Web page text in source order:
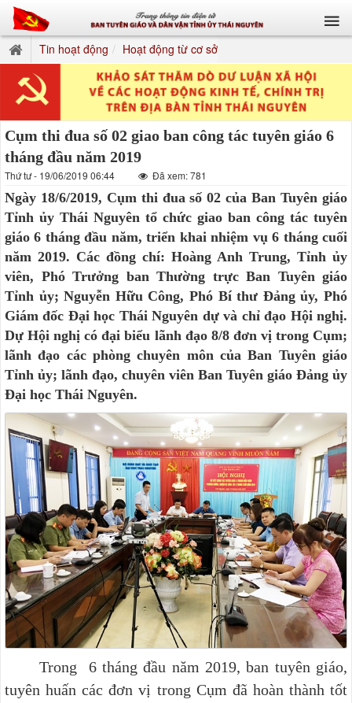
Tin hoạt động Hoạt động từ cơ sở
Cụm thi đua số 02 giao ban công tác tuyên giáo 6
tháng đầu năm 2019
Thứ tư - 19/06/2019 06:44 Đã xem: 781
Ngày 18/6/2019, Cụm thi đua số 02 của Ban Tuyên giáo
Tỉnh ủy Thái Nguyên tổ chức giao ban công tác tuyên
giáo 6 tháng đầu năm, triển khai nhiệm vụ 6 tháng cuối
năm 2019. Các đồng chí: Hoàng Anh Trung, Tỉnh ủy
viên, Phó Trưởng ban Thường trực Ban Tuyên giáo
Tỉnh ủy; Nguyễn Hữu Công, Phó Bí thư Đảng ủy, Phó
Giám đốc Đại học Thái Nguyên dự và chỉ đạo Hội nghị.
Dự Hội nghị có đại biểu lãnh đạo 8/8 đơn vị trong Cụm;
lãnh đạo các phòng chuyên môn của Ban Tuyên giáo
Tỉnh ủy; lãnh đạo, chuyên viên Ban Tuyên giáo Đảng ủy
Đại học Thái Nguyên.
Trong 6 tháng đầu năm 2019, ban tuyên giáo,
tuyên huấn các đơn vị trong Cụm đã hoàn thành tốt